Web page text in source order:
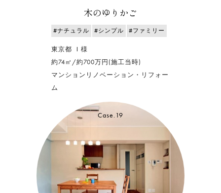
木のゆりかご
#ナチュラル #シンプル #ファミリー
東京都 Ｉ様
約74㎡/約700万円(施工当時)
マンションリノベーション・リフォー
ム
Case.19